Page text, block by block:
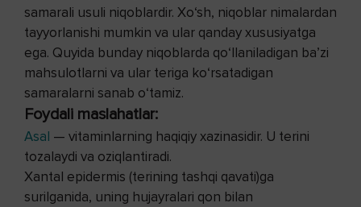
samarali usuli niqoblardir. Xo‘sh, niqoblar nimalardan
tayyorlanishi mumkin va ular qanday xususiyatga
ega. Quyida bunday niqoblarda qo‘llaniladigan ba’zi
mahsulotlarni va ular teriga ko‘rsatadigan
samaralarni sanab o‘tamiz.
Foydali maslahatlar:
Asal — vitaminlarning haqiqiy xazinasidir. U terini
tozalaydi va oziqlantiradi.
Xantal epidermis (terining tashqi qavati)ga
surilganida, uning hujayralari qon bilan